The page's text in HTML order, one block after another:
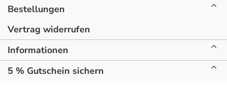
Bestellungen
Vertrag widerrufen
Informationen
5 % Gutschein sichern